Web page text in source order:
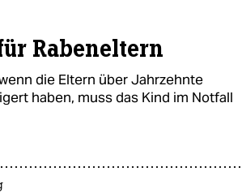
Rabeneltern
die Eltern über Jahrzehnte
haben, muss das Kind im Notfall